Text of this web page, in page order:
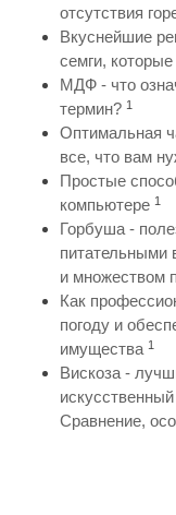
отсутствия
Вкуснейшие
семги,
МДФ - что
термин? 1
Оптимальная
все, что вам
Простые
компьютере 1
Горбуша -
питательными
и множеством
Как
погоду и
имущества 1
Вискоза -
Сравнение,